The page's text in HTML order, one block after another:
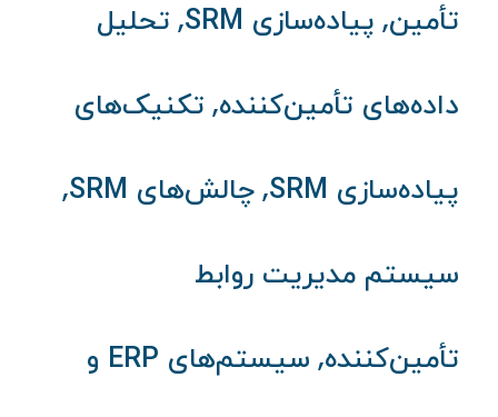
تأمین, پیاده‌سازی SRM , تحلیل
داده‌های تأمین‌کننده, تکنیک‌های
پیاده‌سازی SRM , چالش‌های SRM ,
سیستم مدیریت روابط
تأمین‌کننده, سیستم‌های ERP و